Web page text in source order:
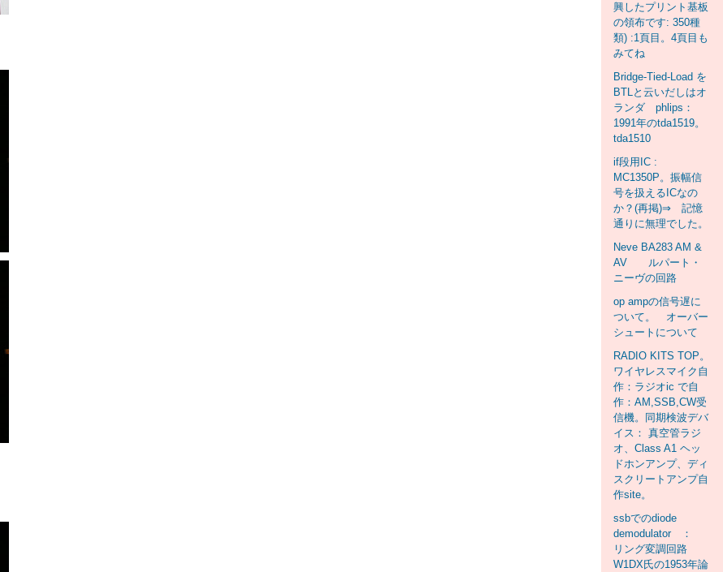
興したプリント基板
の領布です: 350種
類) :1頁目。4頁目も
みてね
Bridge-Tied-Load を
BTLと云いだしはオ
ランダ phlips：
1991年のtda1519。
tda1510
if段用IC :
MC1350P。振幅信
号を扱えるICなの
か？(再掲)⇒ 記憶
通りに無理でした。
Neve BA283 AM &
AV ルパート・
ニーヴの回路
op ampの信号遅に
ついて。 オーバー
シュートについて
RADIO KITS TOP。
ワイヤレスマイク自
作：ラジオic で自
作：AM,SSB,CW受
信機。同期検波デバ
イス： 真空管ラジ
オ、Class A1 ヘッ
ドホンアンプ、ディ
スクリートアンプ自
作site。
ssbでのdiode
demodulator ：
リング変調回路
W1DX氏の1953年論